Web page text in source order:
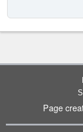
Page